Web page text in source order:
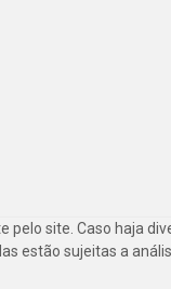
site. Caso haja
estão sujeitas a